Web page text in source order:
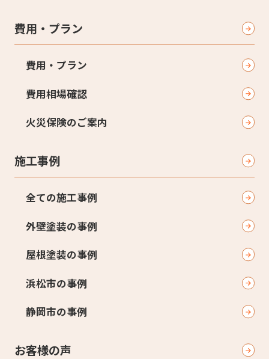
費用・プラン
費用・プラン
費用相場確認
火災保険のご案内
施工事例
全ての施工事例
外壁塗装の事例
屋根塗装の事例
浜松市の事例
静岡市の事例
お客様の声